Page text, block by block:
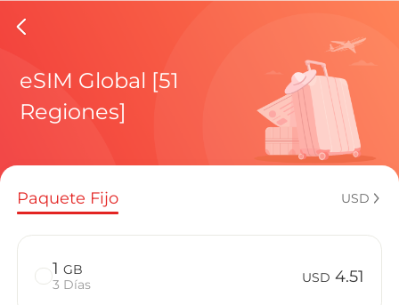
eSIMs
Planes
¿Cómo
eSIM Global [51
Regiones]
Paquete Fijo USD
1 GB
3 Días
USD 4.51